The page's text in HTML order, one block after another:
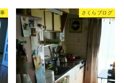
さくらブログ